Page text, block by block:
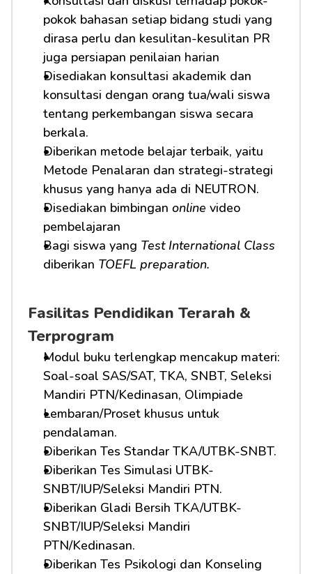
pokok bahasan setiap bidang studi yang
dirasa perlu dan kesulitan-kesulitan PR
juga persiapan penilaian harian
Disediakan konsultasi akademik dan
konsultasi dengan orang tua/wali siswa
tentang perkembangan siswa secara
berkala.
Diberikan metode belajar terbaik, yaitu
Metode Penalaran dan strategi-strategi
khusus yang hanya ada di NEUTRON.
Disediakan bimbingan online video
pembelajaran
Bagi siswa yang Test International Class
diberikan TOEFL preparation.
Fasilitas Pendidikan Terarah &
Terprogram
Modul buku terlengkap mencakup materi:
Soal-soal SAS/SAT, TKA, SNBT, Seleksi
Mandiri PTN/Kedinasan, Olimpiade
Lembaran/Proset khusus untuk
pendalaman.
Diberikan Tes Standar TKA/UTBK-SNBT.
Diberikan Tes Simulasi UTBK-
SNBT/IUP/Seleksi Mandiri PTN.
Diberikan Gladi Bersih TKA/UTBK-
SNBT/IUP/Seleksi Mandiri
PTN/Kedinasan.
Diberikan Tes Psikologi dan Konseling